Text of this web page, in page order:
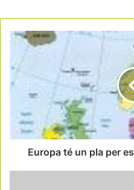
Europa té un pla per